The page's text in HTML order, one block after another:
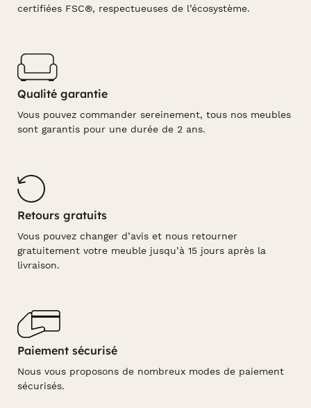
certifiées FSC®, respectueuses de l’écosystème.
Qualité garantie
Vous pouvez commander sereinement, tous nos meubles
sont garantis pour une durée de 2 ans.
Retours gratuits
Vous pouvez changer d’avis et nous retourner
gratuitement votre meuble jusqu’à 15 jours après la
livraison.
Paiement sécurisé
Nous vous proposons de nombreux modes de paiement
sécurisés.